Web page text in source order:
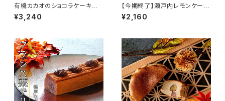
有機カカオのショコラケーキ F
lavor Cake「冬季限定」
¥3,240
【今期終了】瀬戸内レモンケー
キ 5個
¥2,160